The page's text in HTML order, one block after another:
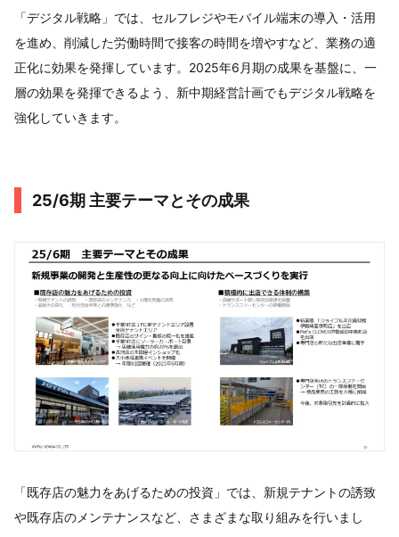
「デジタル戦略」では、セルフレジやモバイル端末の導入・活用
を進め、削減した労働時間で接客の時間を増やすなど、業務の適
正化に効果を発揮しています。2025年6月期の成果を基盤に、一
層の効果を発揮できるよう、新中期経営計画でもデジタル戦略を
強化していきます。
25/6期 主要テーマとその成果
「既存店の魅力をあげるための投資」では、新規テナントの誘致
や既存店のメンテナンスなど、さまざまな取り組みを行いまし